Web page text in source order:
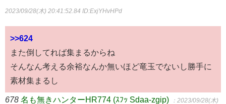
2023/09/28(木) 20:41:52.84 ID:ExjYHvHPd
>>624
また倒してれば集まるからね
そんなん考える余裕なんか無いほど竜玉でないし勝手に
素材集まるし
678 名も無きハンターHR774 (ｽﾌｯ Sdaa-zgip) ：2023/09/28(木)